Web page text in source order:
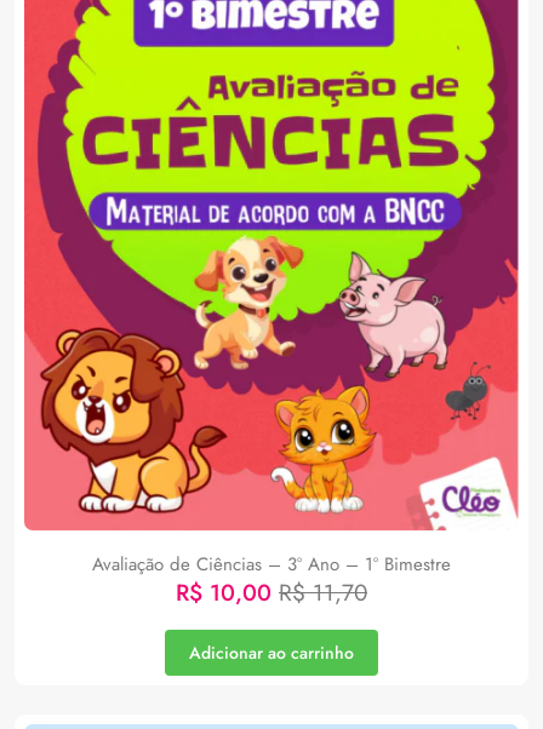
Avaliação de Ciências – 3º Ano – 1º Bimestre
R$ 10,00 R$11,70
Adicionar ao carrinho